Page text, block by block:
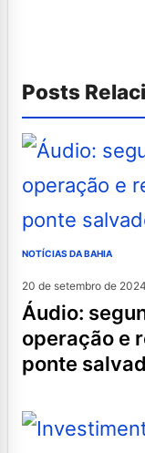
Posts
NOTÍCIAS DA BAHIA
20 de setembro de 2024
áudio: segunda balsa entra em
operação e
ponte